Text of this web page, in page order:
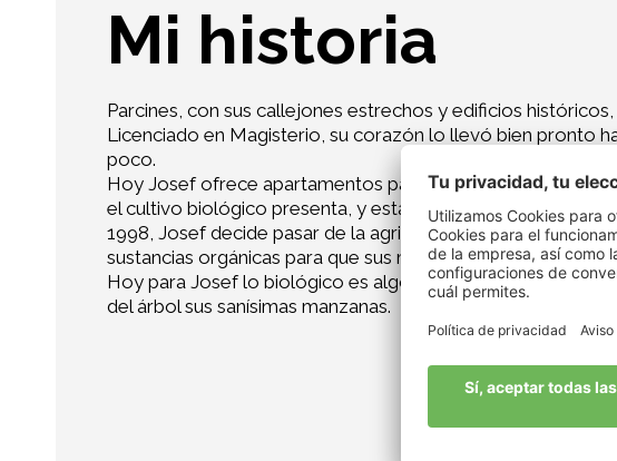
Mi historia
Parcines, con sus callejones estrechos y edificios
Licenciado en Magisterio, su corazón lo llevó bien pronto
poco.
Hoy Josef ofrece apartamentos para vacaciones, cultiva
el cultivo biológico presenta, y está muy orgullo de realizar
1998, Josef decide pasar de la agricultura convencional a
sustancias orgánicas para que sus manzanas crecieran.
Hoy para Josef lo biológico es algo sentimental, porque
del árbol sus sanísimas manzanas.